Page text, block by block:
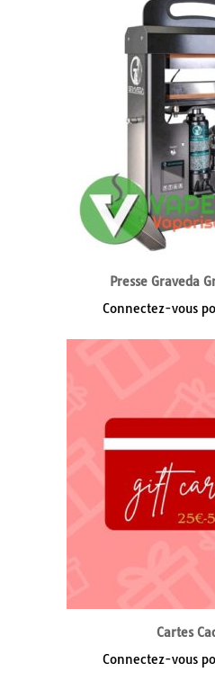
Presse Graveda
Connectez-vous
Cartes
Connectez-vous